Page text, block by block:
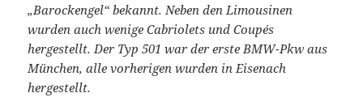
„Barockengel“ bekannt. Neben den Limousinen
wurden auch wenige Cabriolets und Coupés
hergestellt. Der Typ 501 war der erste BMW-Pkw aus
München, alle vorherigen wurden in Eisenach
hergestellt.